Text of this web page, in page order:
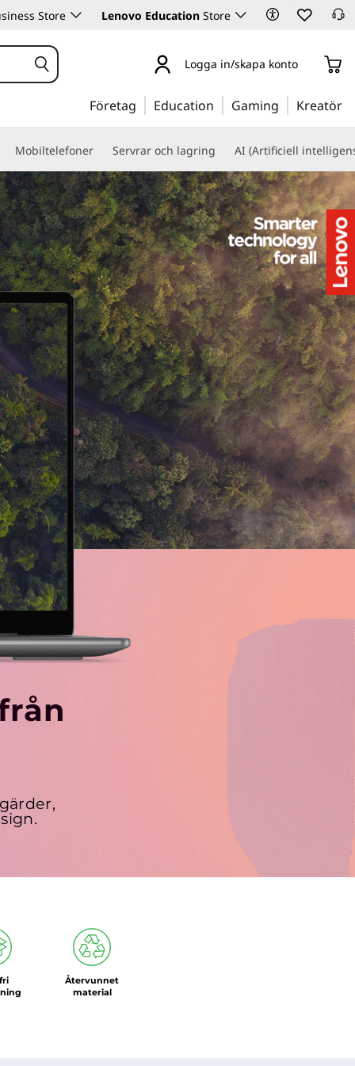
Store Lenovo Education Store
Logga in/skapa konto
Företag Education Gaming Kreatör
Mobiltelefoner Servrar och lagring AI (Artificiell
Återvunnet
material